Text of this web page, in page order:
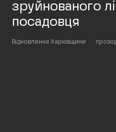
зруйнованого
посадовця
Відновлення Харківщини